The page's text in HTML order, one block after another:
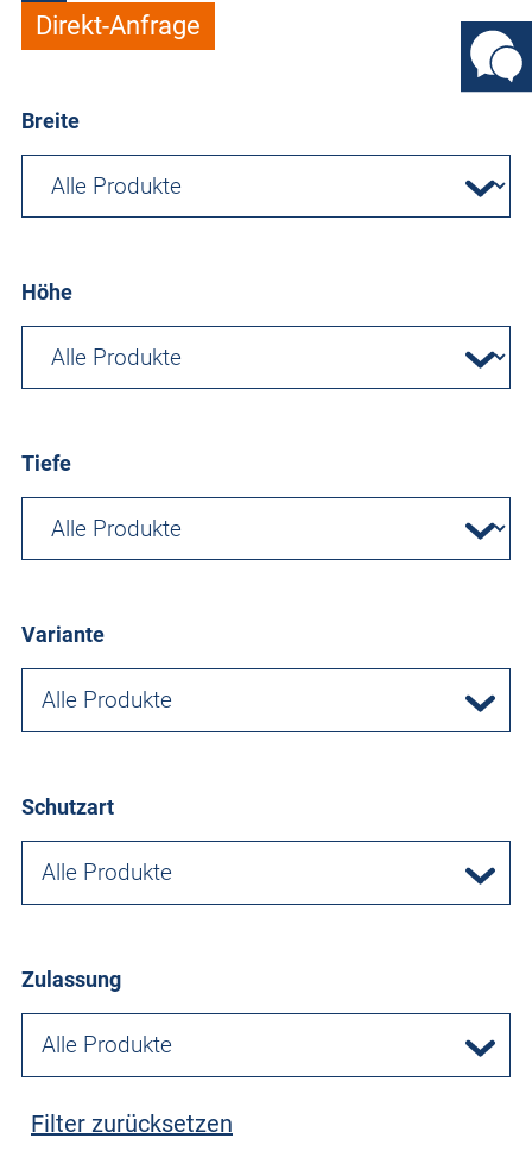
Direkt-Anfrage
Breite
Höhe
Tiefe
Variante
Alle Produkte
Schutzart
Alle Produkte
Zulassung
Alle Produkte
Filter zurücksetzen